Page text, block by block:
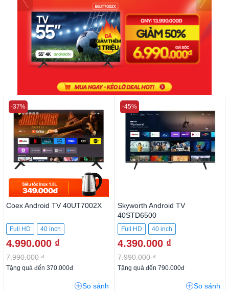
Coex Android TV 40UT7002X
Full HD 40 inch
4.990.000 ₫
7.990.000 ₫
-37%
Tặng quà đến 370.000đ
So sánh
Skyworth Android TV
40STD6500
Full HD 40 inch
4.390.000 ₫
7.990.000 ₫
-45%
Tặng quà đến 790.000đ
So sánh